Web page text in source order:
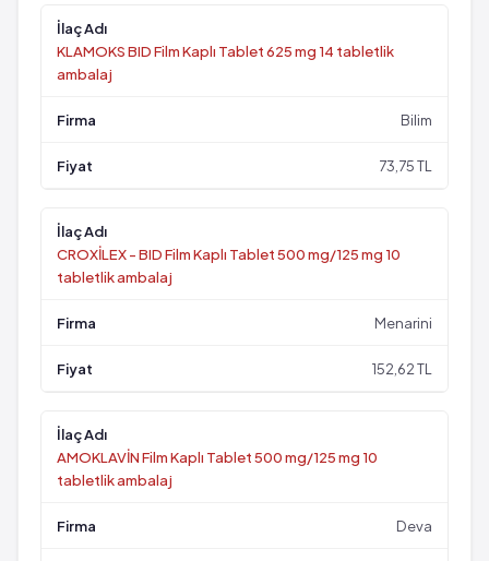
KLAMOKS BID Film Kaplı Tablet 625 mg 14 tabletlik
ambalaj
Bilim
73,75 TL
CROXİLEX - BID Film Kaplı Tablet 500 mg/125 mg 10
tabletlik ambalaj
Menarini
152,62 TL
AMOKLAVİN Film Kaplı Tablet 500 mg/125 mg 10
tabletlik ambalaj
Deva